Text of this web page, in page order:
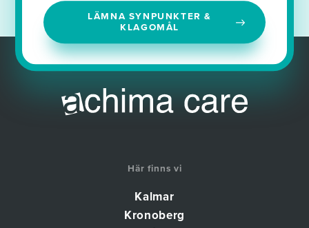
LÄMNA SYNPUNKTER &
KLAGOMÅL
Här finns vi
Kalmar
Kronoberg